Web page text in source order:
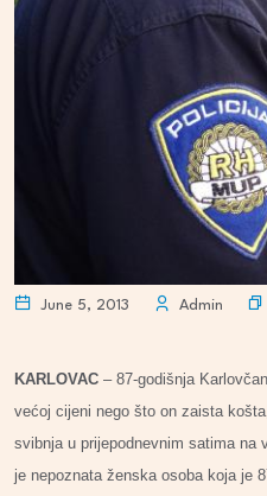
June 5, 2013 Admin
KARLOVAC – 87-godišnja
većoj cijeni nego što on zaista
svibnja u prijepodnevnim satima na
je nepoznata ženska osoba koja je